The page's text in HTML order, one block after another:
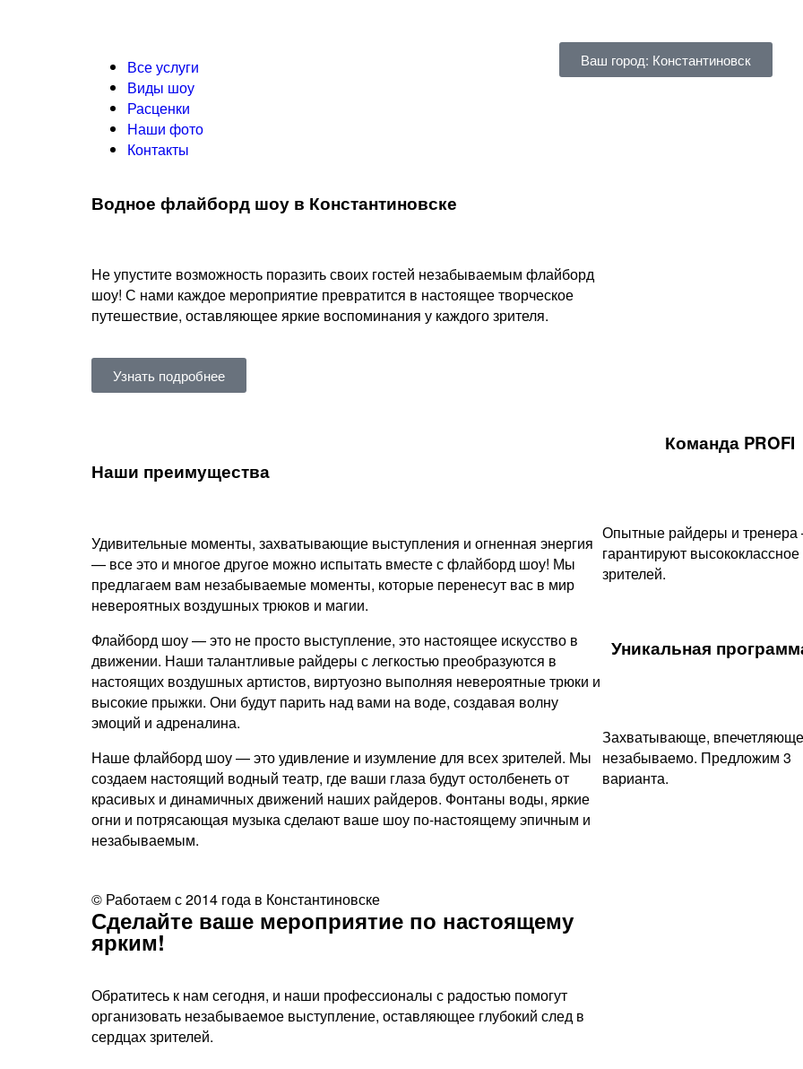
Все услуги
Виды шоу
Расценки
Наши фото
Контакты
Ваш город: Константиновск
Водное флайборд шоу в Константиновске
Не упустите возможность поразить своих гостей незабываемым флайборд
шоу! С нами каждое мероприятие превратится в настоящее творческое
путешествие, оставляющее яркие воспоминания у каждого зрителя.
Узнать подробнее
Наши преимущества
Удивительные моменты, захватывающие выступления и огненная энергия
— все это и многое другое можно испытать вместе с флайборд шоу! Мы
предлагаем вам незабываемые моменты, которые перенесут вас в мир
невероятных воздушных трюков и магии.
Флайборд шоу — это не просто выступление, это настоящее искусство в
движении. Наши талантливые райдеры с легкостью преобразуются в
настоящих воздушных артистов, виртуозно выполняя невероятные трюки и
высокие прыжки. Они будут парить над вами на воде, создавая волну
эмоций и адреналина.
Наше флайборд шоу — это удивление и изумление для всех зрителей. Мы
создаем настоящий водный театр, где ваши глаза будут остолбенеть от
красивых и динамичных движений наших райдеров. Фонтаны воды, яркие
огни и потрясающая музыка сделают ваше шоу по-настоящему эпичным и
незабываемым.
© Работаем с 2014 года в Константиновске
Команда PROFI
Опытные райдеры и
гарантируют
зрителей.
Уникальная
Захватывающе,
незабываемо. Предложим 3
варианта.
Сделайте ваше мероприятие по настоящему
ярким!​
Обратитесь к нам сегодня, и наши профессионалы с радостью помогут
организовать незабываемое выступление, оставляющее глубокий след в
сердцах зрителей.